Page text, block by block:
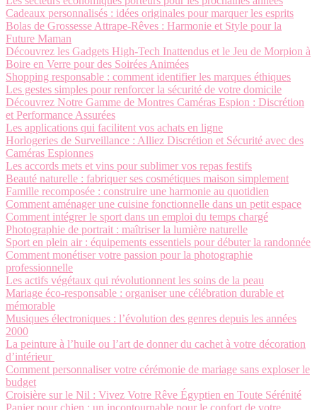
Cadeaux personnalisés : idées originales pour marquer les esprits
Bolas de Grossesse Attrape-Rêves : Harmonie et Style pour la
Future Maman
Découvrez les Gadgets High-Tech Inattendus et le Jeu de Morpion à
Boire en Verre pour des Soirées Animées
Shopping responsable : comment identifier les marques éthiques
Les gestes simples pour renforcer la sécurité de votre domicile
Découvrez Notre Gamme de Montres Caméras Espion : Discrétion
et Performance Assurées
Les applications qui facilitent vos achats en ligne
Horlogeries de Surveillance : Alliez Discrétion et Sécurité avec des
Caméras Espionnes
Les accords mets et vins pour sublimer vos repas festifs
Beauté naturelle : fabriquer ses cosmétiques maison simplement
Famille recomposée : construire une harmonie au quotidien
Comment aménager une cuisine fonctionnelle dans un petit espace
Comment intégrer le sport dans un emploi du temps chargé
Photographie de portrait : maîtriser la lumière naturelle
Sport en plein air : équipements essentiels pour débuter la randonnée
Comment monétiser votre passion pour la photographie
professionnelle
Les actifs végétaux qui révolutionnent les soins de la peau
Mariage éco-responsable : organiser une célébration durable et
mémorable
Musiques électroniques : l’évolution des genres depuis les années
2000
La peinture à l’huile ou l’art de donner du cachet à votre décoration
d’intérieur
Comment personnaliser votre cérémonie de mariage sans exploser le
budget
Croisière sur le Nil : Vivez Votre Rêve Égyptien en Toute Sérénité
Panier pour chien : un incontournable pour le confort de votre